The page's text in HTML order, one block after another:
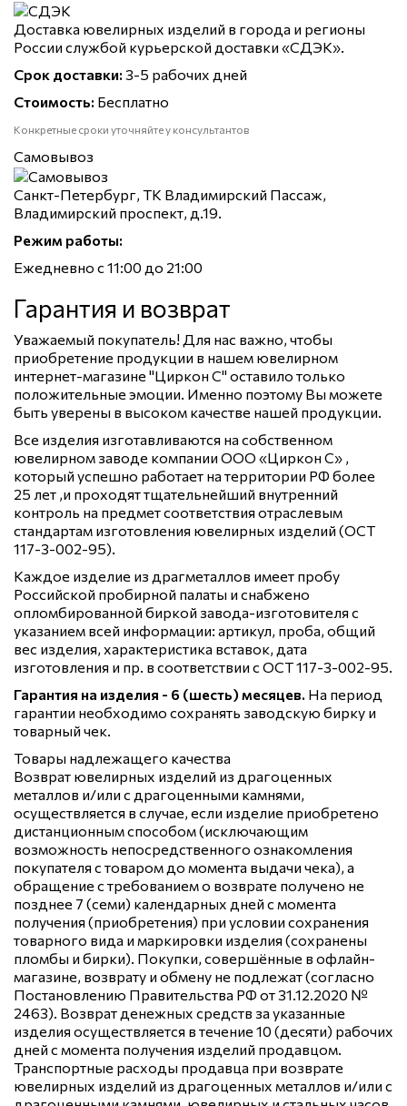
Доставка ювелирных изделий в города и регионы
России службой курьерской доставки «СДЭК».
Срок доставки: 3-5 рабочих дней
Стоимость: Бесплатно
Конкретные сроки уточняйте у консультантов
Самовывоз
Санкт-Петербург, ТК Владимирский Пассаж,
Владимирский проспект, д.19.
Режим работы:
Ежедневно с 11:00 до 21:00
Гарантия и возврат
Уважаемый покупатель! Для нас важно, чтобы
приобретение продукции в нашем ювелирном
интернет-магазине "Циркон С" оставило только
положительные эмоции. Именно поэтому Вы можете
быть уверены в высоком качестве нашей продукции.
Все изделия изготавливаются на собственном
ювелирном заводе компании ООО «Циркон С» ,
который успешно работает на территории РФ более
25 лет ,и проходят тщательнейший внутренний
контроль на предмет соответствия отраслевым
стандартам изготовления ювелирных изделий (ОСТ
117-3-002-95).
Каждое изделие из драгметаллов имеет пробу
Российской пробирной палаты и снабжено
опломбированной биркой завода-изготовителя с
указанием всей информации: артикул, проба, общий
вес изделия, характеристика вставок, дата
изготовления и пр. в соответствии с ОСТ 117-3-002-95.
Гарантия на изделия - 6 (шесть) месяцев. На период
гарантии необходимо сохранять заводскую бирку и
товарный чек.
Товары надлежащего качества
Возврат ювелирных изделий из драгоценных
металлов и/или с драгоценными камнями,
осуществляется в случае, если изделие приобретено
дистанционным способом (исключающим
возможность непосредственного ознакомления
покупателя с товаром до момента выдачи чека), а
обращение с требованием о возврате получено не
позднее 7 (семи) календарных дней с момента
получения (приобретения) при условии сохранения
товарного вида и маркировки изделия (сохранены
пломбы и бирки). Покупки, совершённые в офлайн-
магазине, возврату и обмену не подлежат (согласно
Постановлению Правительства РФ от 31.12.2020 №
2463). Возврат денежных средств за указанные
изделия осуществляется в течение 10 (десяти) рабочих
дней с момента получения изделий продавцом.
Транспортные расходы продавца при возврате
ювелирных изделий из драгоценных металлов и/или с